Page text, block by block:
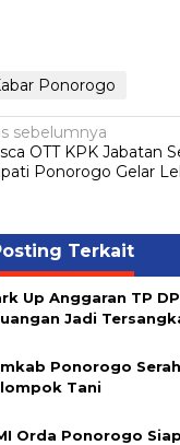
Ponorogo
sebelumnya
OTT KPK Jabatan
Ponorogo Gelar
Terkait
Up Anggaran TP
Jadi
Ponorogo
Tani
Orda Ponorogo